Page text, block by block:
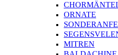
ORNATE
MITREN